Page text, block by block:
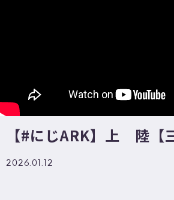
【#にじARK】上 陸【
2026.01.12